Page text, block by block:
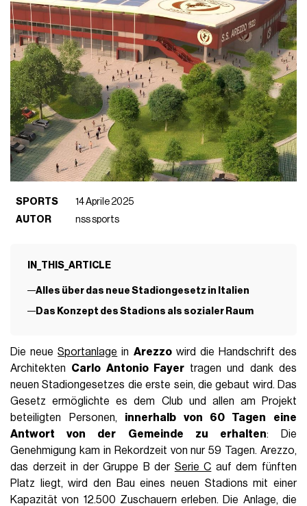
SPORTS
14 Aprile 2025
AUTOR
nss sports
IN_THIS_ARTICLE
Alles über das neue Stadiongesetz in Italien
Das Konzept des Stadions als sozialer Raum
Die neueSportanlage in Arezzowird die Handschrift des
Architekten Carlo Antonio Fayertragen und dank des
neuen Stadiongesetzes die erste sein, die gebaut wird. Das
Gesetz ermöglichte es dem Club und allen am Projekt
beteiligten Personen, innerhalb von 60 Tagen eine
Antwort von der Gemeinde zu erhalten: Die
Genehmigung kam in Rekordzeit von nur 59 Tagen. Arezzo,
das derzeit in der Gruppe B der Serie C auf dem fünften
Platz liegt, wird den Bau eines neuen Stadions mit einer
Kapazität von 12.500 Zuschauern erleben. Die Anlage, die